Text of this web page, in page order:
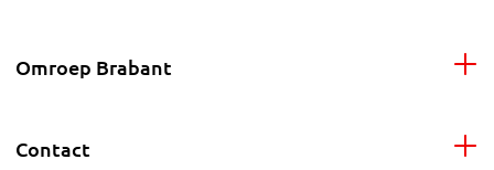
Omroep Brabant
Contact